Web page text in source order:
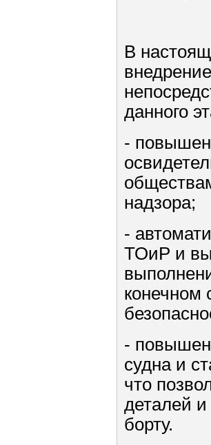
В
данного
-
надзора;
-
ТОиР и
конечном
-
судна и
что
деталей
борту.